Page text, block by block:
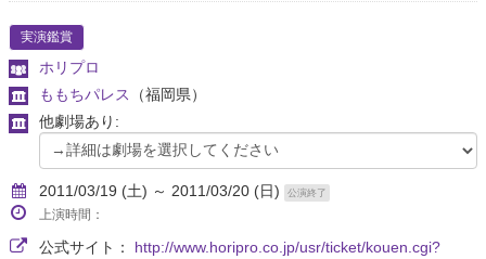
実演鑑賞
ホリプロ
ももちパレス
（福岡県）
他劇場あり:
2011/03/19 (土) ～ 2011/03/20 (日) 公演終了
上演時間：
公式サイト： http://www.horipro.co.jp/usr/ticket/kouen.cgi?